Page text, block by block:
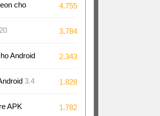
cho 4.755
3.784
Android 2.343
3.4 1.828
APK 1.782